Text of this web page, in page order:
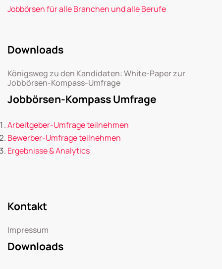
Jobbörsen für alle Branchen und alle Berufe
Downloads
Königsweg zu den Kandidaten: White-Paper zur
Jobbörsen-Kompass-Umfrage
Jobbörsen-Kompass Umfrage
Arbeitgeber-Umfrage teilnehmen
Bewerber-Umfrage teilnehmen
Ergebnisse & Analytics
Kontakt
Impressum
Downloads